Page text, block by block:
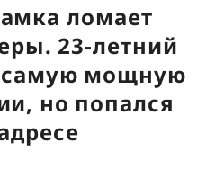
ломает
23-летний
самую мощную
но попался